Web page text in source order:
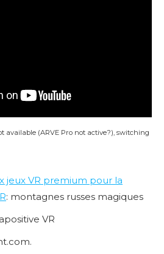
available (ARVE Pro not active?), switching
jeux VR premium pour la
: montagnes russes magiques
VR